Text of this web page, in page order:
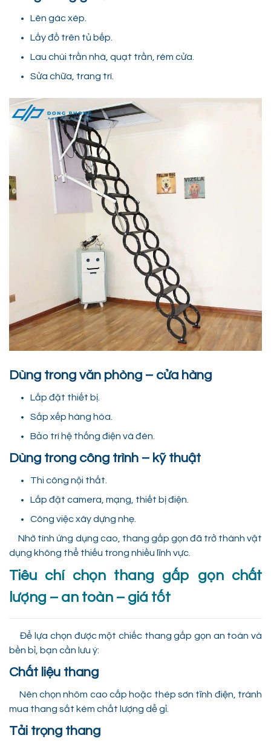
Lên gác xép.
Lấy đồ trên tủ bếp.
Lau chùi trần nhà, quạt trần, rèm cửa.
Sửa chữa, trang trí.
Dùng trong văn phòng – cửa hàng
Lắp đặt thiết bị.
Sắp xếp hàng hóa.
Bảo trì hệ thống điện và đèn.
Dùng trong công trình – kỹ thuật
Thi công nội thất.
Lắp đặt camera, mạng, thiết bị điện.
Công việc xây dựng nhẹ.
Nhờ tính ứng dụng cao, thang gấp gọn đã trở thành vật
dụng không thể thiếu trong nhiều lĩnh vực.
Tiêu chí chọn thang gấp gọn chất
lượng – an toàn – giá tốt
Để lựa chọn được một chiếc thang gấp gọn an toàn và
bền bỉ, bạn cần lưu ý:
Chất liệu thang
Nên chọn nhôm cao cấp hoặc thép sơn tĩnh điện, tránh
mua thang sắt kém chất lượng dễ gỉ.
Tải trọng thang